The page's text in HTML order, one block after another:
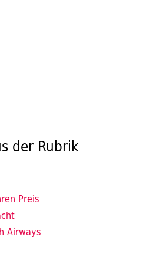
der Rubrik
Preis
Airways